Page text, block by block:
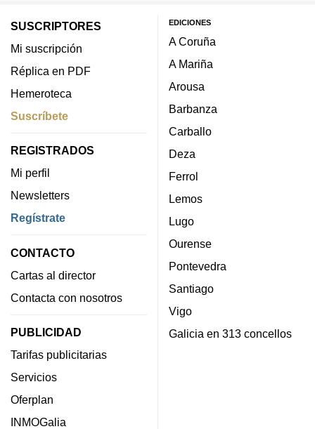
SUSCRIPTORES
Mi suscripción
Réplica en PDF
Hemeroteca
Suscríbete
REGISTRADOS
Mi perfil
Newsletters
Regístrate
CONTACTO
Cartas al director
Contacta con nosotros
PUBLICIDAD
Tarifas publicitarias
Servicios
Oferplan
INMOGalia
EDICIONES
A Coruña
A Mariña
Arousa
Barbanza
Carballo
Deza
Ferrol
Lemos
Lugo
Ourense
Pontevedra
Santiago
Vigo
Galicia en 313 concellos